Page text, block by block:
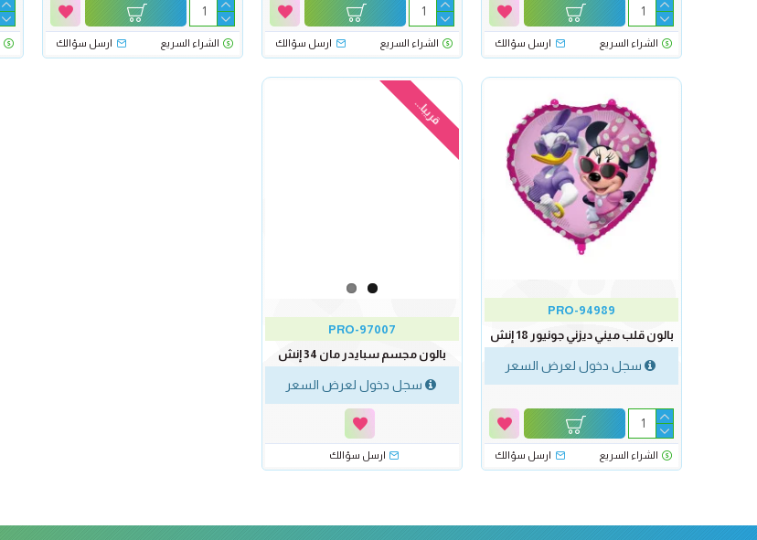
الشراء السريع ارسل سؤالك الشراء السريع ارسل سؤالك الشراء السريع ارسل سؤالك
PRO-94989
بالون قلب ميني ديزني جونيور 18 إنش
سجل دخول لعرض السعر
الشراء السريع ارسل سؤالك
قريبا...
PRO-97007
بالون مجسم سبايدر مان 34 إنش
سجل دخول لعرض السعر
ارسل سؤالك